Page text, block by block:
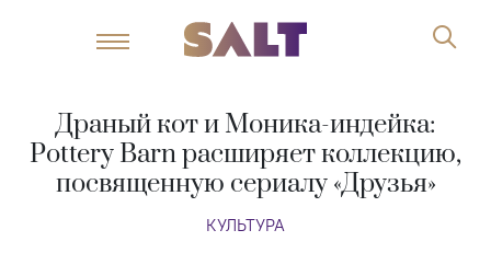
Драный кот и Моника-индейка:
Pottery Barn расширяет коллекцию,
посвященную сериалу «Друзья»
КУЛЬТУРА